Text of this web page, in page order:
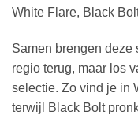
White Flare, Black
Samen brengen deze
regio terug, maar los
selectie. Zo vind je in
terwijl Black Bolt